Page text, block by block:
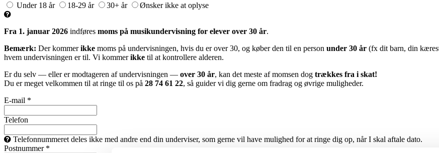
Under 18 år
18-29 år 30+ år Ønsker ikke at oplyse
Fra 1. januar 2026 indføres moms på musikundervisning for elever over 30 år.
Bemærk: Der kommerikke moms på undervisningen, hvis du er over 30, og køber den til en person under 30 år (fx dit barn, din
hvem undervisningen er til. Vi kommerikke til at kontrollere alderen.
Er du selv — eller er modtageren af undervisningen — over 30 år, kan det meste af momsen dog trækkes fra i skat!
Du er meget velkommen til at ringe til os på 28 74 61 22, så guider vi dig gerne om fradrag og øvrige muligheder.
E-mail *
Telefon
Telefonnummeret deles ikke med andre end din underviser, som gerne vil have mulighed for at ringe dig op, når I skal aftale dato.
Postnummer *